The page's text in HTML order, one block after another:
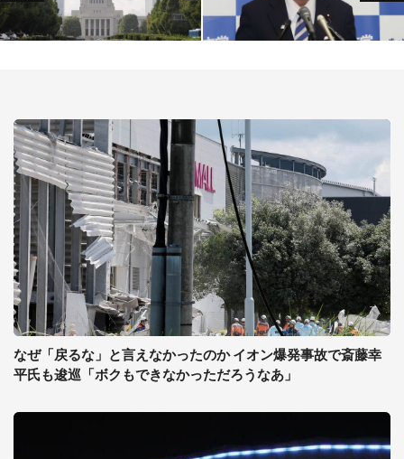
なぜ「戻るな」と言えなかったのか イオン爆発事故で斎藤幸
平氏も逡巡「ボクもできなかっただろうなあ」